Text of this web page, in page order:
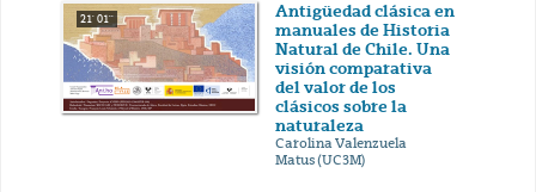
21' 01''
Antigüedad clásica en
manuales de Historia
Natural de Chile. Una
visión comparativa
del valor de los
clásicos sobre la
naturaleza
Carolina Valenzuela
Matus (UC3M)